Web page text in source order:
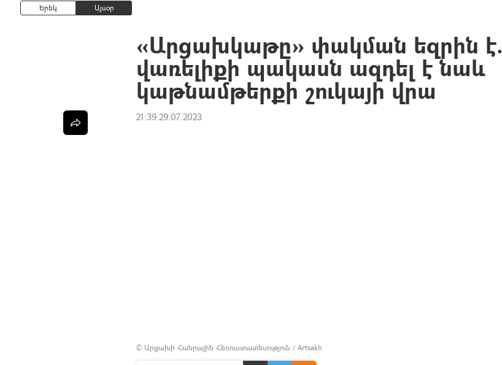
Երեկ Այսօր
«Արցախկաթը» փակման եզրին է.
վառելիքի պակասն ազդել է նաև
կաթնամթերքի շուկայի վրա
21:39 29.07.2023
© Արցախի Հանրային Հեռուստատեսություն / Artsakh